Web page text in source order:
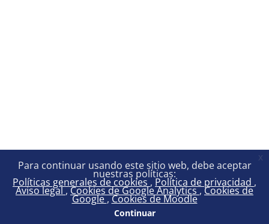
Para continuar usando este sitio web, debe aceptar
nuestras políticas:
Políticas generales de cookies Política de privacidad
Aviso legal Cookies de Google Analytics Cookies de
Google Cookies de Moodle
Continuar
x